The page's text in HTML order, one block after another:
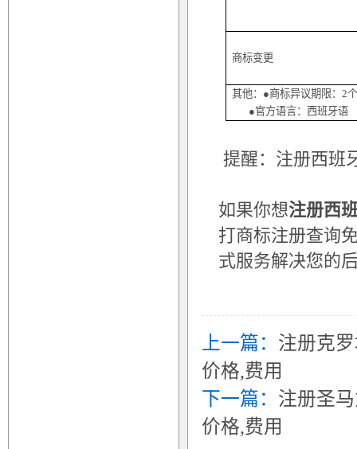
商标变更
其他： ●商标异议期限：2
●官方语言：西班牙语
提醒：注册西班
如果你想注册西
打商标注册查询
式服务解决您的
上一篇： 注册克
价格,费用
下一篇： 注册圣
价格,费用